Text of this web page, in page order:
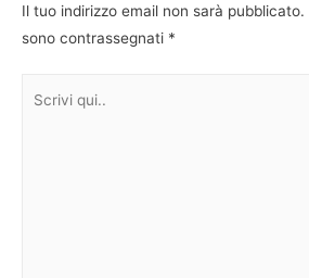
Il tuo indirizzo email non sarà pubblicato.
sono contrassegnati *